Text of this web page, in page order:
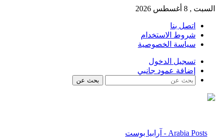
السبت , 8 أغسطس 2026
اتصل بنا
شروط الاستخدام
سياسة الخصوصية
تسجيل الدخول
إضافة عمود جانبي
بحث عن